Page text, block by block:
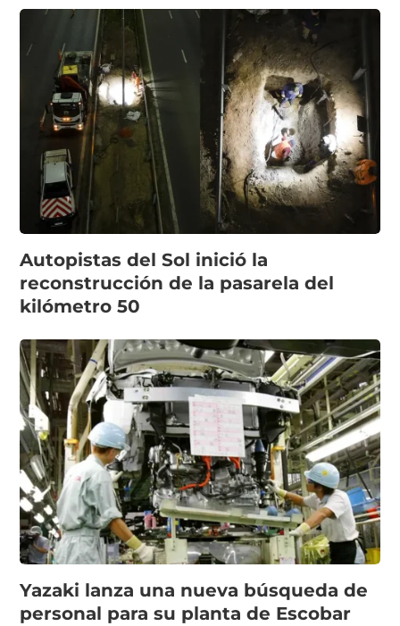
Autopistas del Sol inició la
reconstrucción de la pasarela del
kilómetro 50
Yazaki lanza una nueva búsqueda de
personal para su planta de Escobar